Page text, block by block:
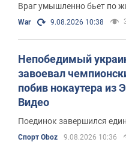
Враг умышленно бьет по
War 9.08.2026 10:38
Непобедимый
завоевал
побив нокаутера из
Видео
Поединок завершился
Спорт Oboz 9.08.2026 10:36